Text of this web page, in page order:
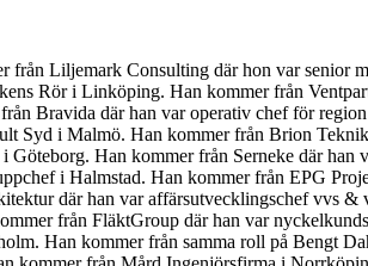
Liljemark Consulting där hon var senior
Rör i Linköping. Han kommer från
Bravida där han var operativ chef för
Syd i Malmö. Han kommer från Brion
Han kommer från Serneke där han
i Halmstad. Han kommer från EPG
där han var affärsutvecklingschef vvs &
från FläktGroup där han var
Han kommer från samma roll på Bengt